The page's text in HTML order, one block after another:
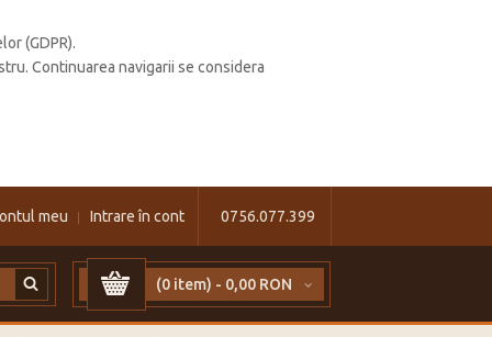
(GDPR).
Continuarea navigarii se considera
0756.077.399
meu Intrare în cont
(0 item) - 0,00 RON